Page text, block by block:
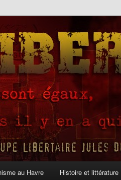
au Havre Histoire et littérature